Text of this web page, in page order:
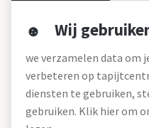
Over tapijtcentrum
Werken bij
Montageservice
Wij
we verzamelen data om
verbeteren op
diensten te gebruiken,
gebruiken. Klik hier om